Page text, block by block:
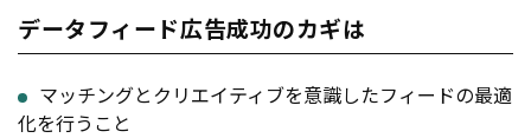
データフィード広告成功のカギは
マッチングとクリエイティブを意識したフィードの最適
化を行うこと